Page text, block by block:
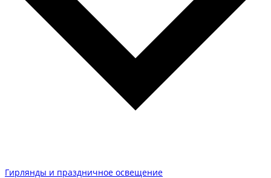
Гирлянды и праздничное освещение